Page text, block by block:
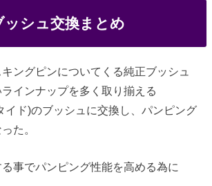
ッシュ交換まとめ
ングピンについてくる純正ブッシュ
インナップを多く取り揃える
イド)のブッシュに交換し、パンピング
た。
事でパンピング性能を高める為に